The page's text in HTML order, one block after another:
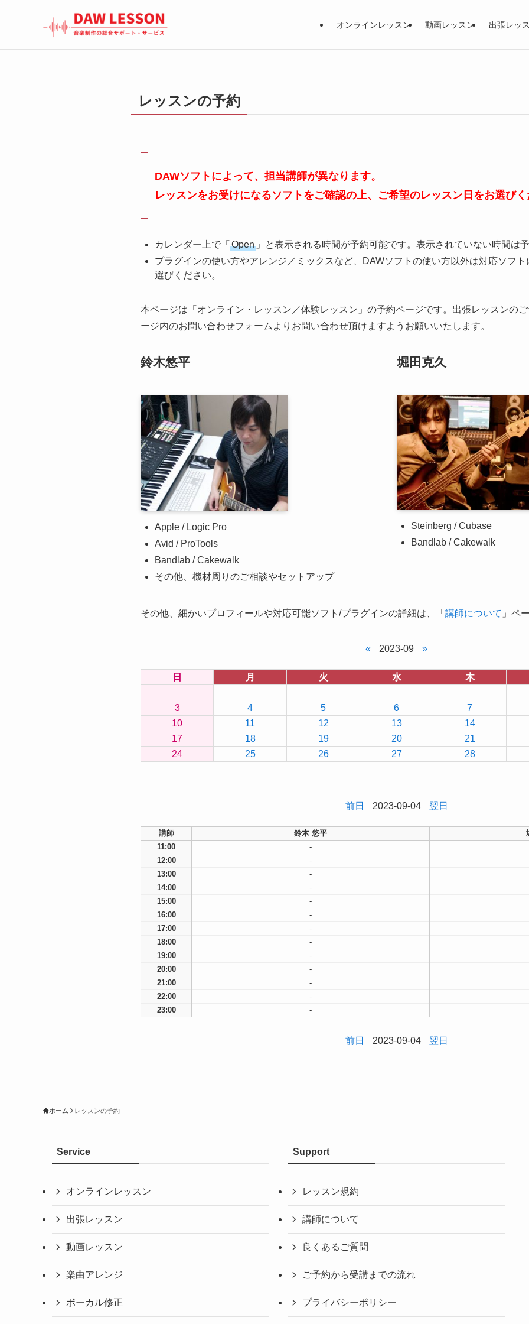
オンラインレッスン 動画レッスン 出張レッ
レッスンの予約
DAWソフトによって、担当講師が異なります。
レッスンをお受けになるソフトをご確認の上、ご希望のレッスン日をお選びく
カレンダー上で「 Open 」と表示される時間が予約可能です。表示されていない時間は
プラグインの使い方やアレンジ／ミックスなど、DAWソフトの使い方以外は対応ソフ
選びください。
本ページは「オンライン・レッスン／体験レッスン」の予約ページです。出張レッスンのご
ージ内のお問い合わせフォームよりお問い合わせ頂けますようお願いいたします。
鈴木悠平
Apple / Logic Pro
Avid / ProTools
Bandlab / Cakewalk
その他、機材周りのご相談やセットアップ
堀田克久
Steinberg / Cubase
Bandlab / Cakewalk
その他、細かいプロフィールや対応可能ソフト/プラグインの詳細は、「 講師について 」ペ
« 2023-09 »
日 月 火 水 木
3
4 5 6 7
10
11 12 13 14
17
18 19 20 21
24
25 26 27 28
前日 2023-09-04 翌日
講師 鈴木 悠平
11:00
-
12:00
-
13:00
-
14:00
-
15:00
-
16:00
-
17:00
-
18:00
-
19:00
-
20:00
-
21:00
-
22:00
-
23:00
-
前日 2023-09-04 翌日
ホーム レッスンの予約
Service
オンラインレッスン
出張レッスン
動画レッスン
楽曲アレンジ
ボーカル修正
Support
レッスン規約
講師について
良くあるご質問
ご予約から受講までの流れ
プライバシーポリシー